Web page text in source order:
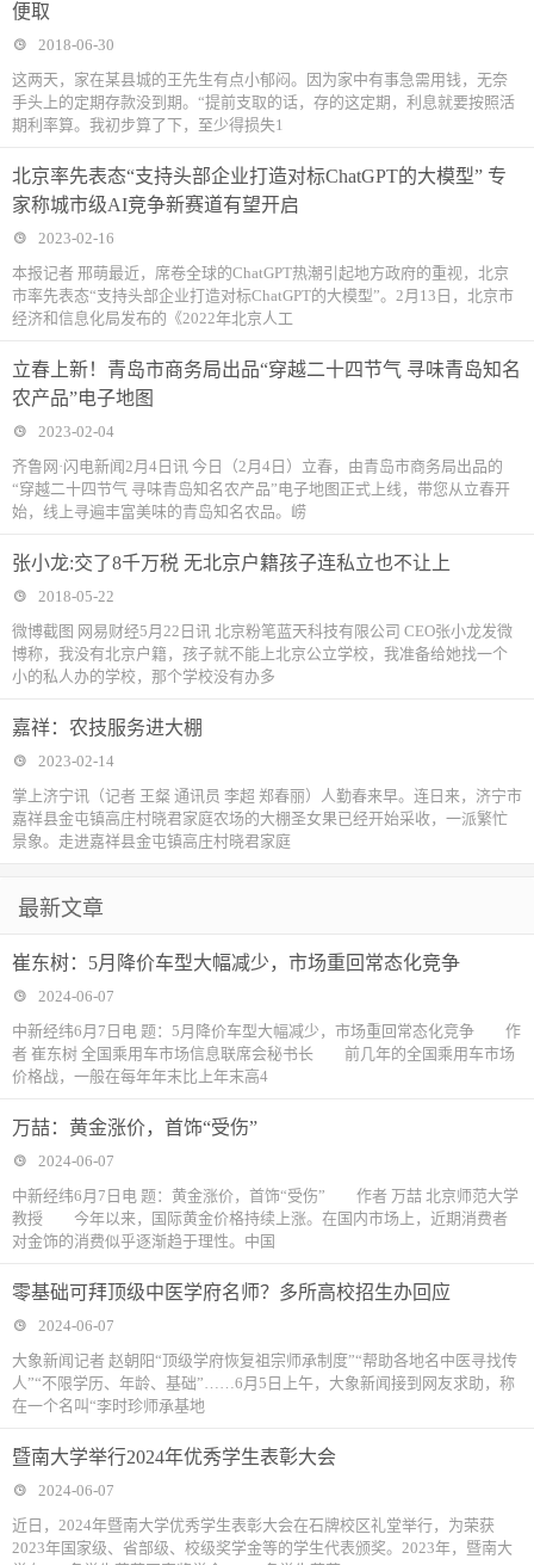
便取
2018-06-30
这两天，家在某县城的王先生有点小郁闷。因为家中有事急需用钱，无奈
手头上的定期存款没到期。“提前支取的话，存的这定期，利息就要按照活
期利率算。我初步算了下，至少得损失1
北京率先表态“支持头部企业打造对标ChatGPT的大模型” 专
家称城市级AI竞争新赛道有望开启
2023-02-16
本报记者 邢萌最近，席卷全球的ChatGPT热潮引起地方政府的重视，北京
市率先表态“支持头部企业打造对标ChatGPT的大模型”。2月13日，北京市
经济和信息化局发布的《2022年北京人工
立春上新！青岛市商务局出品“穿越二十四节气 寻味青岛知名
农产品”电子地图
2023-02-04
齐鲁网·闪电新闻2月4日讯 今日（2月4日）立春，由青岛市商务局出品的
“穿越二十四节气 寻味青岛知名农产品”电子地图正式上线，带您从立春开
始，线上寻遍丰富美味的青岛知名农品。崂
张小龙:交了8千万税 无北京户籍孩子连私立也不让上
2018-05-22
微博截图 网易财经5月22日讯 北京粉笔蓝天科技有限公司 CEO张小龙发微
博称，我没有北京户籍，孩子就不能上北京公立学校，我准备给她找一个
小的私人办的学校，那个学校没有办多
嘉祥：农技服务进大棚
2023-02-14
掌上济宁讯（记者 王粲 通讯员 李超 郑春丽）人勤春来早。连日来，济宁市
嘉祥县金屯镇高庄村晓君家庭农场的大棚圣女果已经开始采收，一派繁忙
景象。走进嘉祥县金屯镇高庄村晓君家庭
最新文章
崔东树：5月降价车型大幅减少，市场重回常态化竞争
2024-06-07
中新经纬6月7日电 题：5月降价车型大幅减少，市场重回常态化竞争 作
者 崔东树 全国乘用车市场信息联席会秘书长 前几年的全国乘用车市场
价格战，一般在每年年末比上年末高4
万喆：黄金涨价，首饰“受伤”
2024-06-07
中新经纬6月7日电 题：黄金涨价，首饰“受伤” 作者 万喆 北京师范大学
教授 今年以来，国际黄金价格持续上涨。在国内市场上，近期消费者
对金饰的消费似乎逐渐趋于理性。中国
零基础可拜顶级中医学府名师？多所高校招生办回应
2024-06-07
大象新闻记者 赵朝阳“顶级学府恢复祖宗师承制度”“帮助各地名中医寻找传
人”“不限学历、年龄、基础”……6月5日上午，大象新闻接到网友求助，称
在一个名叫“李时珍师承基地
暨南大学举行2024年优秀学生表彰大会
2024-06-07
近日，2024年暨南大学优秀学生表彰大会在石牌校区礼堂举行，为荣获
2023年国家级、省部级、校级奖学金等的学生代表颁奖。2023年，暨南大